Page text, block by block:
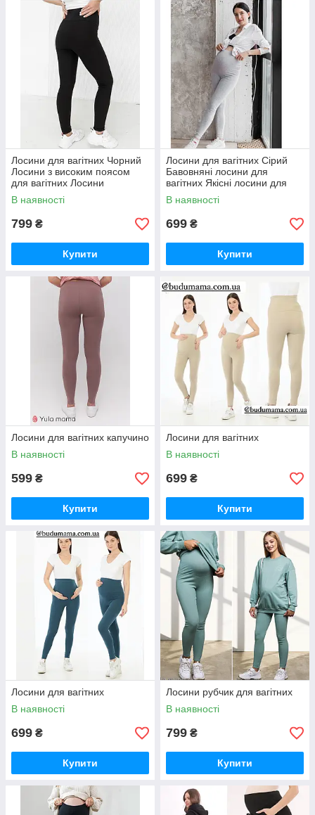
Лосини для вагітних Чорний
Лосини з високим поясом
для вагітних Лосини
бавовняні для вагітних
В наявності
799 ₴
Купити
Лосини для вагітних Сірий
Бавовняні лосини для
вагітних Якісні лосини для
вагітних
В наявності
699 ₴
Купити
Лосини для вагітних капучино
В наявності
599 ₴
Купити
Лосини для вагітних
В наявності
699 ₴
Купити
Лосини для вагітних
В наявності
699 ₴
Купити
Лосини рубчик для вагітних
В наявності
799 ₴
Купити